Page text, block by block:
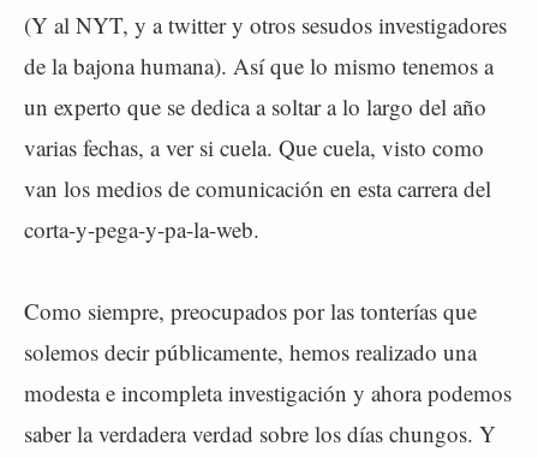
(Y al NYT, y a twitter y otros sesudos investigadores
de la bajona humana). Así que lo mismo tenemos a
un experto que se dedica a soltar a lo largo del año
varias fechas, a ver si cuela. Que cuela, visto como
van los medios de comunicación en esta carrera del
corta-y-pega-y-pa-la-web.
Como siempre, preocupados por las tonterías que
solemos decir públicamente, hemos realizado una
modesta e incompleta investigación y ahora podemos
saber la verdadera verdad sobre los días chungos. Y